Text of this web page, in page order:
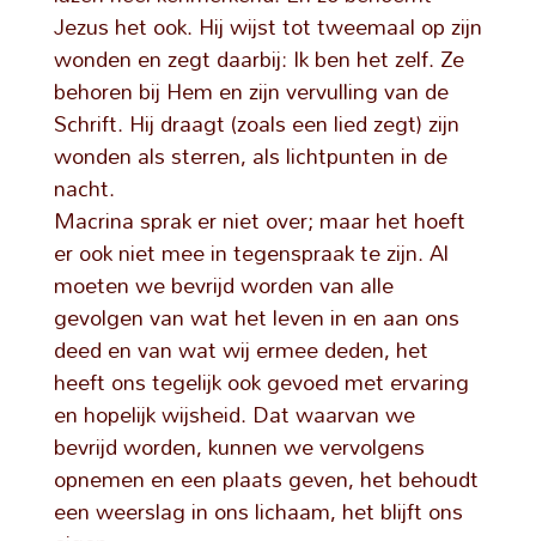
Jezus het ook. Hij wijst tot tweemaal op zijn
wonden en zegt daarbij: Ik ben het zelf. Ze
behoren bij Hem en zijn vervulling van de
Schrift. Hij draagt (zoals een lied zegt) zijn
wonden als sterren, als lichtpunten in de
nacht.
Macrina sprak er niet over; maar het hoeft
er ook niet mee in tegenspraak te zijn. Al
moeten we bevrijd worden van alle
gevolgen van wat het leven in en aan ons
deed en van wat wij ermee deden, het
heeft ons tegelijk ook gevoed met ervaring
en hopelijk wijsheid. Dat waarvan we
bevrijd worden, kunnen we vervolgens
opnemen en een plaats geven, het behoudt
een weerslag in ons lichaam, het blijft ons